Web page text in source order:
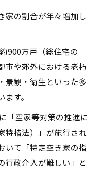
家の割合が年々増加し
900万戸（総住宅の
市や郊外における老朽
景観・衛生といった多
す。
「空家等対策の推進に
特措法）」が施行され
いて「特定空き家の指
行政介入が難しい」と